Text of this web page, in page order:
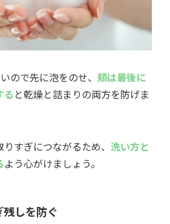
ので先に泡をのせ、 頬は最後に
る と乾燥と詰まりの両方を防げま
すぎにつながるため、 洗い方と
よう心がけましょう。
しを防ぐ